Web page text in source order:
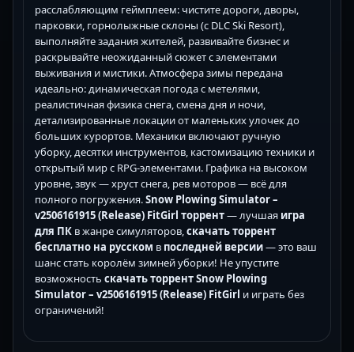
расслабляющим геймплеем: чистите дороги, дворы,
парковки, горнолыжные склоны (с DLC Ski Resort),
выполняйте задания жителей, развивайте бизнес и
раскрывайте неожиданный сюжет с элементами
выживания и мистики. Атмосфера зимы передана
идеально: динамическая погода с метелями,
реалистичная физика снега, смена дня и ночи,
детализированные локации от маленьких улочек до
больших курортов. Механики включают ручную
уборку, десятки инструментов, кастомизацию техники и
открытый мир с RPG-элементами. Графика на высоком
уровне, звук — хруст снега, рев моторов — всё для
полного погружения.Snow Plowing Simulator –
v2506161915 (Release) FitGirl торрент— лучшая игра
для ПК в жанре симуляторов,скачать торрент
бесплатно на русском в последней версии— это ваш
шанс стать королём зимней уборки! Не упустите
возможность скачать торрент Snow Plowing
Simulator – v2506161915 (Release) FitGirl и играть без
ограничений!